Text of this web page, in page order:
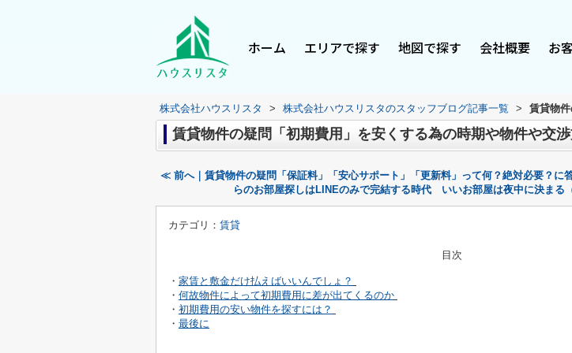
ホーム エリアで探す 地図で探す 会社概要 お
株式会社ハウスリスタ > 株式会社ハウスリスタのスタッフブログ記事一覧 > 賃貸物
賃貸物件の疑問「初期費用」を安くする為の時期や物件や交渉
≪ 前へ｜賃貸物件の疑問「保証料」「安心サポート」「更新料」って何？絶対必要？に
らのお部屋探しはLINEのみで完結する時代 いいお部屋は夜中に決まる
カテゴリ： 賃貸
目次
・ 家賃と敷金だけ払えばいいんでしょ？
・ 何故物件によって初期費用に差が出てくるのか
・ 初期費用の安い物件を探すには？
・ 最後に